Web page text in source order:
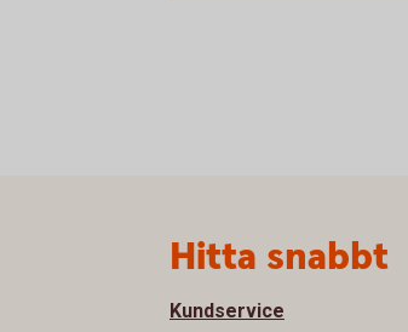
Hitta snabbt
Kundservice